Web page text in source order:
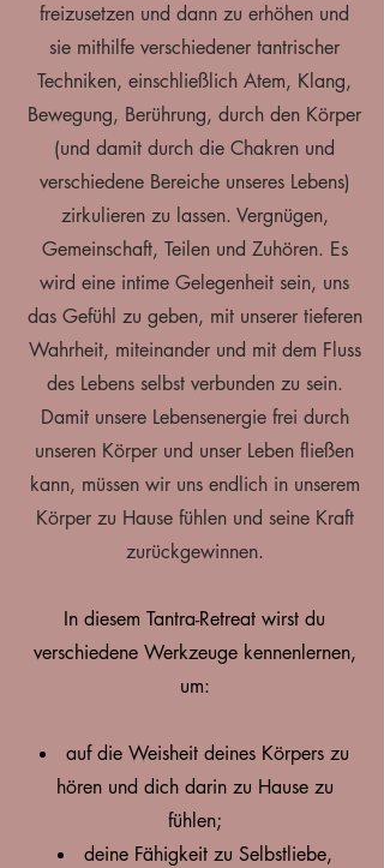
freizusetzen und dann zu erhöhen und
sie mithilfe verschiedener tantrischer
Techniken, einschließlich Atem, Klang,
Bewegung, Berührung, durch den Körper
(und damit durch die Chakren und
verschiedene Bereiche unseres Lebens)
zirkulieren zu lassen. Vergnügen,
Gemeinschaft, Teilen und Zuhören. Es
wird eine intime Gelegenheit sein, uns
das Gefühl zu geben, mit unserer tieferen
Wahrheit, miteinander und mit dem Fluss
des Lebens selbst verbunden zu sein.
Damit unsere Lebensenergie frei durch
unseren Körper und unser Leben fließen
kann, müssen wir uns endlich in unserem
Körper zu Hause fühlen und seine Kraft
zurückgewinnen.
In diesem Tantra-Retreat wirst du
verschiedene Werkzeuge kennenlernen,
um:
auf die Weisheit deines Körpers zu
hören und dich darin zu Hause zu
fühlen;
deine Fähigkeit zu Selbstliebe,